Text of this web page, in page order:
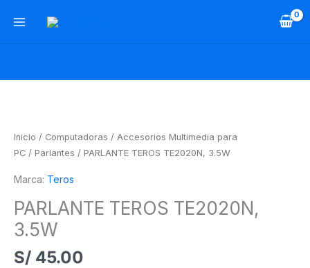
Inicio / Computadoras / Accesorios Multimedia para
PC / Parlantes / PARLANTE TEROS TE2020N, 3.5W
Marca: Teros
PARLANTE TEROS TE2020N,
3.5W
S/ 45.00
TE2020N,
3.5W